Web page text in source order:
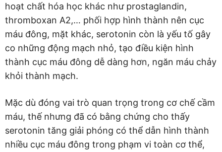
hoạt chất hóa học khác như prostaglandin,
thromboxan A2,… phối hợp hình thành nên cục
máu đông, mặt khác, serotonin còn là yếu tố gây
co những động mạch nhỏ, tạo điều kiện hình
thành cục máu đông dễ dàng hơn, ngăn máu chảy
khỏi thành mạch.
Mặc dù đóng vai trò quan trọng trong cơ chế cầm
máu, thế nhưng đã có bằng chứng cho thấy
serotonin tăng giải phóng có thể dẫn hình thành
nhiều cục máu đông trong phạm vi toàn cơ thể,